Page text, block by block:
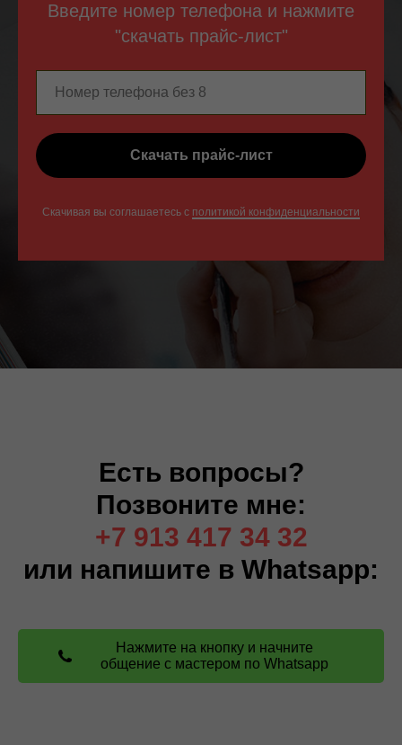
Введите номер телефона и нажмите
"скачать прайс-лист"
Скачать прайс-лист
Скачивая вы соглашаетесь с политикой конфиденциальности
Есть вопросы?
Позвоните мне:
+7 913 417 34 32
или напишите в Whatsapp:
Нажмите на кнопку и начните
общение с мастером по Whatsapp